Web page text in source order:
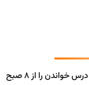
از ساعت 12 شب می‌خوابیدم تا 7 صبح. درس خواندن را از 8 صبح